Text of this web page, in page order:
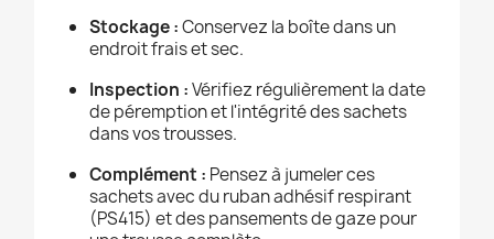
Stockage :Conservez la boîte dans un
endroit frais et sec.
Inspection :Vérifiez régulièrement la date
de péremption et l'intégrité des sachets
dans vos trousses.
Complément : Pensez à jumeler ces
sachets avec du ruban adhésif respirant
(PS415) et des pansements de gaze pour